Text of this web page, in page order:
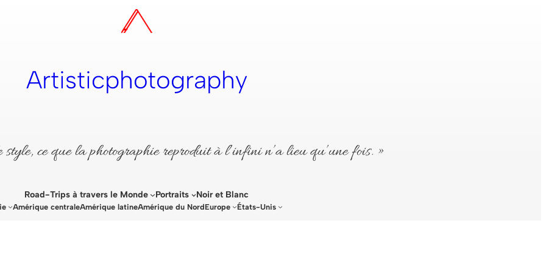
Artisticphotography
ce que la photographie reproduit à l’infini n’a lieu qu’une fois. »
Road-Trips à travers le Monde Portraits Noir et Blanc
Amérique centraleAmérique latineAmérique du NordEurope États-Unis